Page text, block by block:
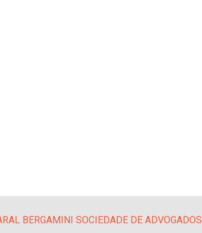
BERGAMINI SOCIEDADE DE ADVOGADOS